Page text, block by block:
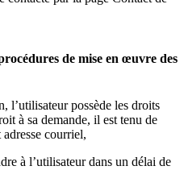
de mise en œuvre des
l’utilisateur possède les droits
à sa demande, il est tenu de
courriel,
à l’utilisateur dans un délai de